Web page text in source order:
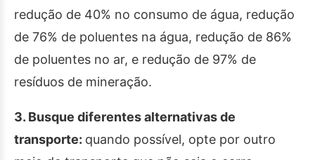
redução de 40% no consumo de água, redução
de 76% de poluentes na água, redução de 86%
de poluentes no ar, e redução de 97% de
resíduos de mineração.
3. Busque diferentes alternativas de
transporte: quando possível, opte por outro